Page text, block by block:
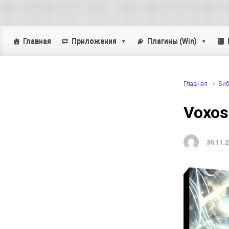
Главная Приложения Плагины (Win)
Главная